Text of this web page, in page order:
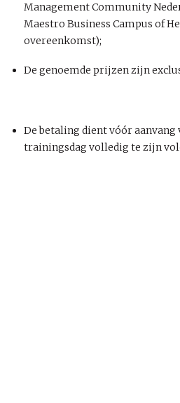
Management Community
Maestro Business Campus of
overeenkomst);
De genoemde prijzen zijn
De betaling dient vóór aanvang
trainingsdag volledig te zijn